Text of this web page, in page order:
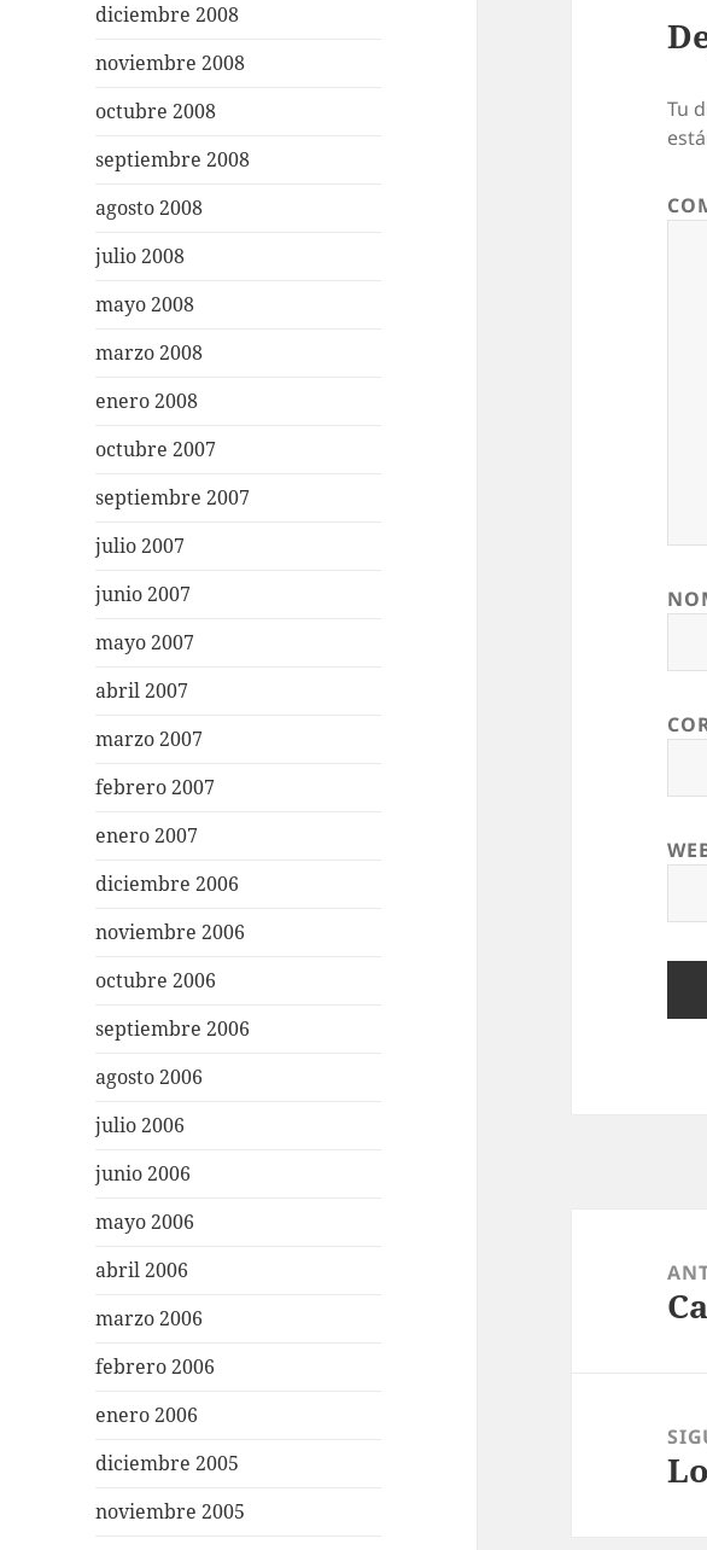
diciembre 2008
noviembre 2008
octubre 2008
septiembre 2008
agosto 2008
julio 2008
mayo 2008
marzo 2008
enero 2008
octubre 2007
septiembre 2007
julio 2007
junio 2007
mayo 2007
abril 2007
marzo 2007
febrero 2007
enero 2007
diciembre 2006
noviembre 2006
octubre 2006
septiembre 2006
agosto 2006
julio 2006
junio 2006
mayo 2006
abril 2006
marzo 2006
febrero 2006
enero 2006
diciembre 2005
noviembre 2005
Tu
entradas